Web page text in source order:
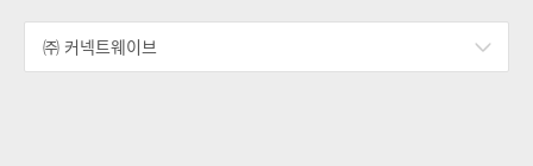
㈜ 커넥트웨이브
세